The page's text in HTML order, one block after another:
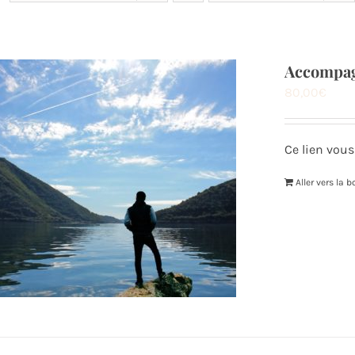
80,00€
Ce lien
Aller vers la